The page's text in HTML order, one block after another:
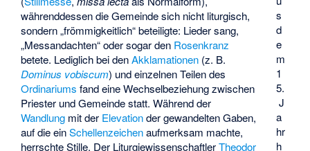
s
d
e
m
1
5.
J
a
hr
h
währenddessen die Gemeinde sich nicht liturgisch,
sondern „frömmigkeitlich“ beteiligte: Lieder sang,
„Messandachten“ oder sogar den Rosenkranz
betete. Lediglich bei denAkklamationen (z. B.
Dominus vobiscum) und einzelnen Teilen des
Ordinariums fand eine Wechselbeziehung zwischen
Priester und Gemeinde statt. Während der
Wandlung mit der Elevationder gewandelten Gaben,
auf die einSchellenzeichenaufmerksam machte,
herrschte Stille. Der LiturgiewissenschaftlerTheodor